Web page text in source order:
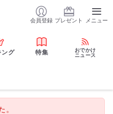
会員登録 プレゼント メニュー
ング 特集
おでかけ
ニュース
。